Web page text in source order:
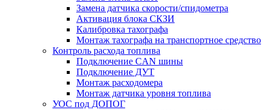
Замена датчика скорости/спидометра
Активация блока СКЗИ
Калибровка тахографа
Монтаж тахографа на транспортное средство
Контроль расхода топлива
Подключение CAN шины
Подключение ДУТ
Монтаж расходомера
Монтаж датчика уровня топлива
УОС под ДОПОГ